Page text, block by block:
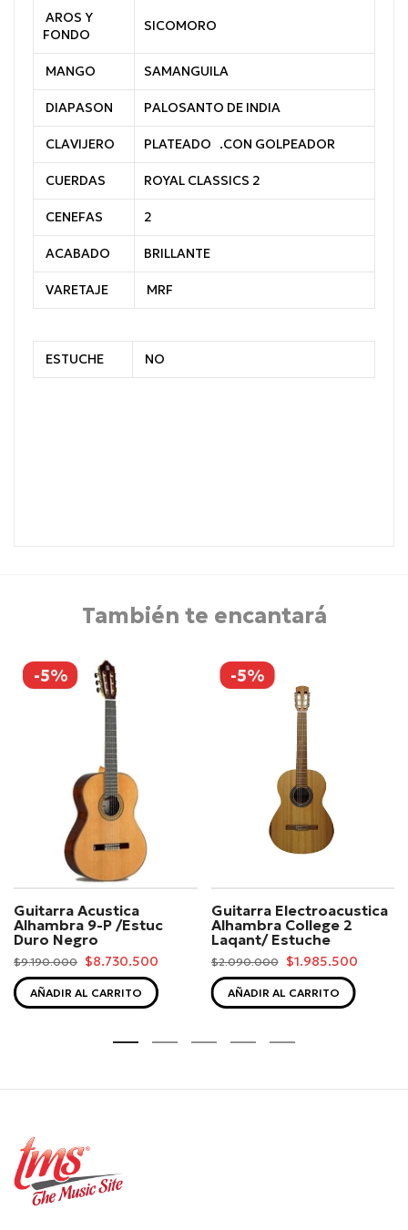
AROS Y
FONDO
SICOMORO
MANGO SAMANGUILA
DIAPASON PALOSANTO DE INDIA
CLAVIJERO PLATEADO .CON GOLPEADOR
CUERDAS ROYAL CLASSICS 2
CENEFAS 2
ACABADO BRILLANTE
VARETAJE MRF
ESTUCHE NO
También te encantará
-5%
Guitarra Acustica
Alhambra 9-P /Estuc
Duro Negro
$9.190.000 $8.730.500
AÑADIR AL CARRITO
-5%
Guitarra Electroacustica
Alhambra College 2
Laqant/ Estuche
$2.090.000 $1.985.500
AÑADIR AL CARRITO